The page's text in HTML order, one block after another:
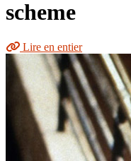
scheme
Lire en entier